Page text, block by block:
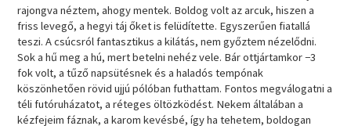
rajongva néztem, ahogy mentek. Boldog volt az arcuk, hiszen a
friss levegő, a hegyi táj őket is felüdítette. Egyszerűen fiatallá
teszi. A csúcsról fantasztikus a kilátás, nem győztem nézelődni.
Sok a hű meg a hú, mert betelni nehéz vele. Bár ottjártamkor −3
fok volt, a tűző napsütésnek és a haladós tempónak
köszönhetően rövid ujjú pólóban futhattam. Fontos megválogatni a
téli futóruházatot, a réteges öltözködést. Nekem általában a
kézfejeim fáznak, a karom kevésbé, így ha tehetem, boldogan